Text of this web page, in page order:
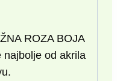
ROZA BOJA
najbolje od akrila